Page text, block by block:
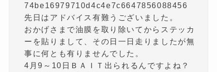
74be16979710d4c4e7c6647856088456
先日はアドバイス有難うございました。
おかげさまで油膜を取り除いてからステッカ
ーを貼りまして、その日一日走りましたが無
事に何とも有りませんでした。
4月9～10日ＢＡＩＴ出られるんですよね？